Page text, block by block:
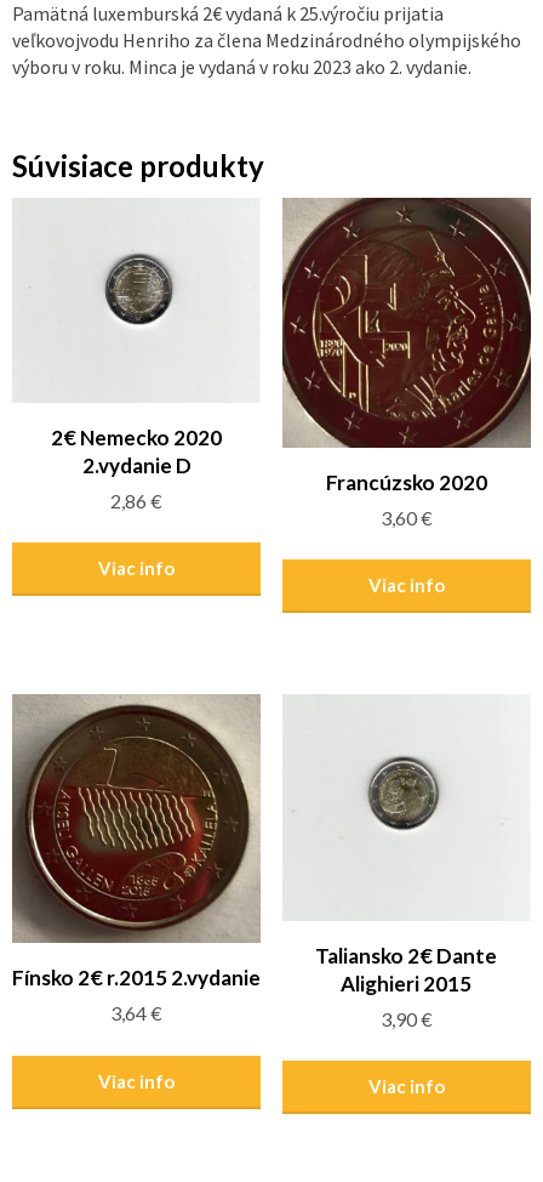
Pamätná luxemburská 2€ vydaná k 25.výročiu prijatia
veľkovojvodu Henriho za člena Medzinárodného olympijského
výboru v roku. Minca je vydaná v roku 2023 ako 2. vydanie.
Súvisiace produkty
2€ Nemecko 2020
2.vydanie D
2,86€
Viac info
Francúzsko 2020
3,60€
Viac info
Fínsko 2€ r.2015 2.vydanie
3,64€
Viac info
Taliansko 2€ Dante
Alighieri 2015
3,90€
Viac info